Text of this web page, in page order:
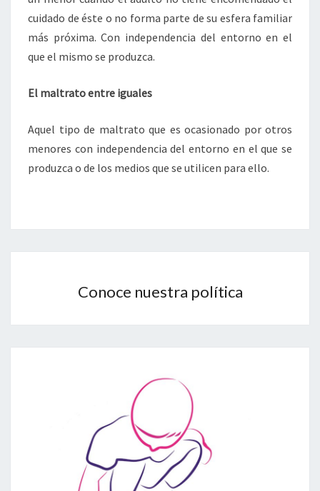
cuidado de éste o no forma parte de su esfera familiar
más próxima. Con independencia del entorno en el
que el mismo se produzca.
El maltrato entre iguales
Aquel tipo de maltrato que es ocasionado por otros
menores con independencia del entorno en el que se
produzca o de los medios que se utilicen para ello.
Conoce nuestra política